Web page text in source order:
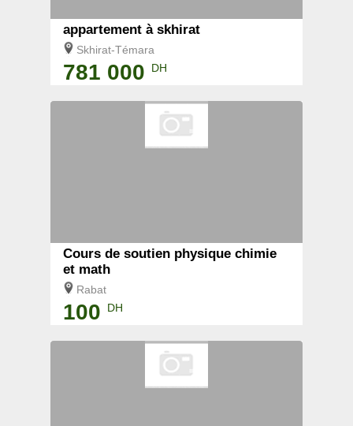
appartement à skhirat
Skhirat-Témara
781 000 DH
Cours de soutien physique chimie
et math
Rabat
100 DH